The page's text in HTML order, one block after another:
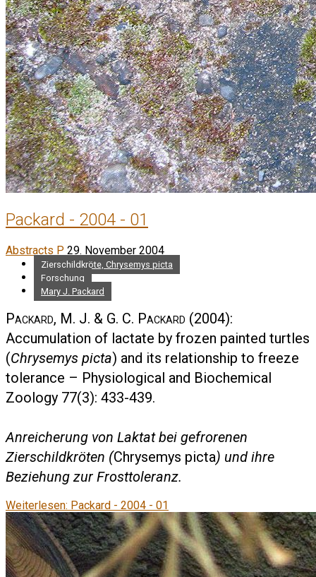
Packard - 2004 - 01
Abstracts P 29. November 2004
Zierschildkröte, Chrysemys picta
Forschung
Mary J. Packard
Packard, M. J. & G. C. Packard (2004):
Accumulation of lactate by frozen painted turtles
(Chrysemys picta) and its relationship to freeze
tolerance – Physiological and Biochemical
Zoology 77(3): 433-439.
Anreicherung von Laktat bei gefrorenen
Zierschildkröten (Chrysemys picta) und ihre
Beziehung zur Frosttoleranz.
Weiterlesen: Packard - 2004 - 01